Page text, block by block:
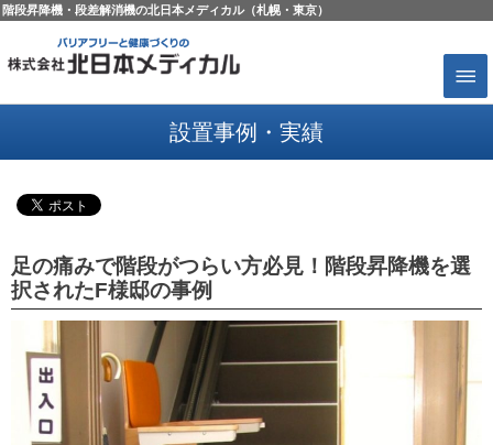
階段昇降機・段差解消機の北日本メディカル（札幌・東京）
設置事例・実績
足の痛みで階段がつらい方必見！階段昇降機を選
択されたF様邸の事例